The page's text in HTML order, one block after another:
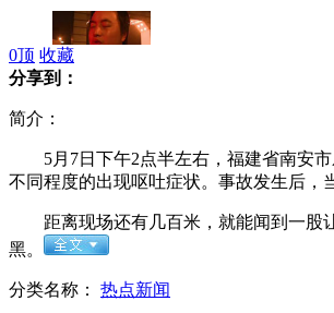
法拉利明城墙上玩“漂移”被叫停
0顶 收藏
分享到：
简介：
5月7日下午2点半左右，福建省南安市
不同程度的出现呕吐症状。事故发生后，
距离现场还有几百米，就能闻到一股让
黑。
分类名称： 热点新闻